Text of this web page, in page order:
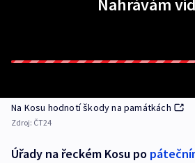
Nahrávám
Na Kosu hodnotí škody na památkách
Zdroj: ČT24
Úřady na řeckém Kosu po